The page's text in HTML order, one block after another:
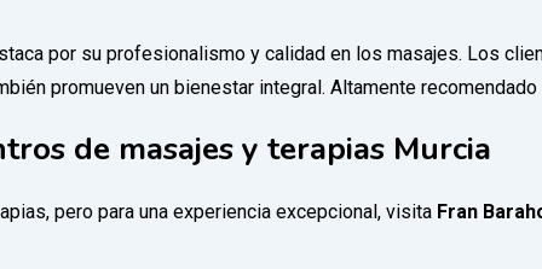
por su profesionalismo y calidad en los masajes. Los
promueven un bienestar integral. Altamente
de masajes y terapias Murcia
pero para una experiencia excepcional, visita Fran